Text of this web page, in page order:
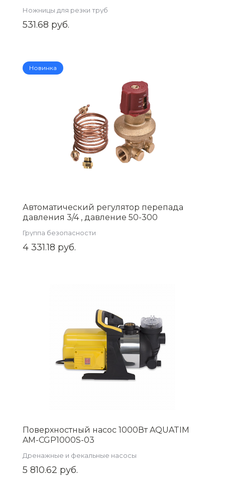
Ножницы для резки труб
531.68 руб.
Новинка
Автоматический регулятор перепада
давления 3/4 , давление 50-300
Группа безопасности
4 331.18 руб.
Поверхностный насос 1000Вт AQUATIM
AM-CGP1000S-03
Дренажные и фекальные насосы
5 810.62 руб.